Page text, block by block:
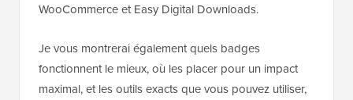
WooCommerce et Easy Digital Downloads.
Je vous montrerai également quels badges
fonctionnent le mieux, où les placer pour un impact
maximal, et les outils exacts que vous pouvez utiliser,